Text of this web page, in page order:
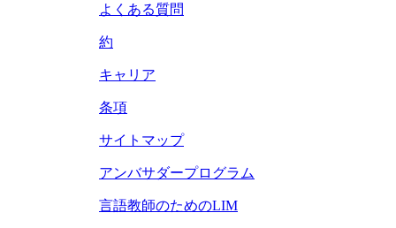
よくある質問
約
キャリア
条項
サイトマップ
アンバサダープログラム
言語教師のためのLIM